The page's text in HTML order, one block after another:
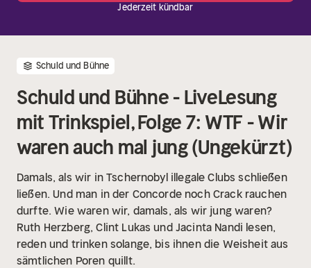
Jederzeit kündbar
Schuld und Bühne
Schuld und Bühne - LiveLesung
mit Trinkspiel, Folge 7: WTF - Wir
waren auch mal jung (Ungekürzt)
Damals, als wir in Tschernobyl illegale Clubs schließen
ließen. Und man in der Concorde noch Crack rauchen
durfte. Wie waren wir, damals, als wir jung waren?
Ruth Herzberg, Clint Lukas und Jacinta Nandi lesen,
reden und trinken solange, bis ihnen die Weisheit aus
sämtlichen Poren quillt.